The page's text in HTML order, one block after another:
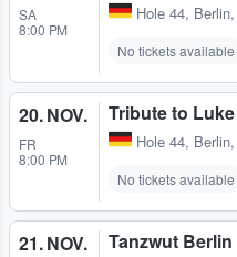
SA
8:00 PM
Hole 44,
No tickets available
20. NOV.
FR
8:00 PM
Tribute to
Hole 44,
No tickets available
21. NOV. Tanzwut Berlin